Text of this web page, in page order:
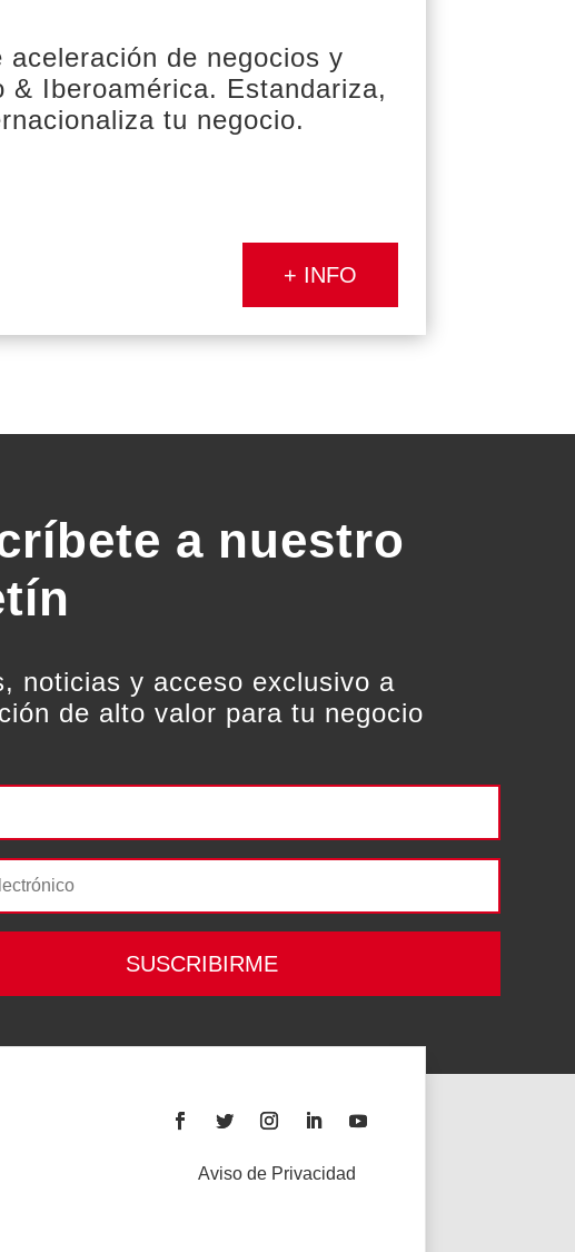
aceleración de negocios y
& Iberoamérica. Estandariza,
tu negocio.
+ INFO
a nuestro
noticias y acceso exclusivo a
de alto valor para tu negocio
SUSCRIBIRME
Aviso de Privacidad